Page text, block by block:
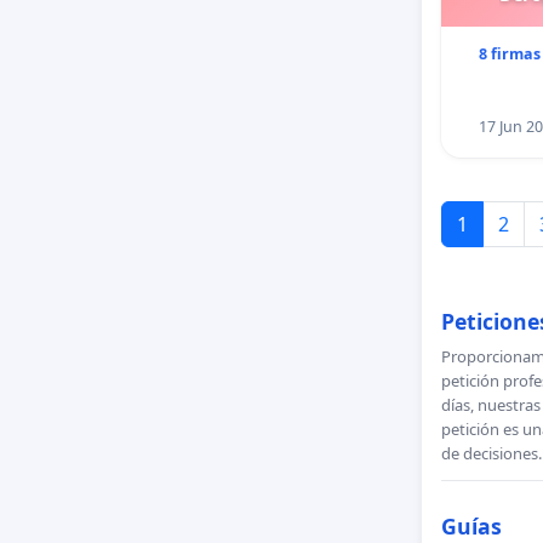
8 firmas
17 Jun
1 2
petición
días,
petición es
de decisiones.
Guías